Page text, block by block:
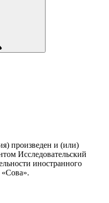
произведен и (или)
Исследовательский
иностранного
«Сова».